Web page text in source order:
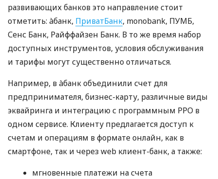
развивающих банков это направление стоит
отметить: àбанк, ПриватБанк, monobank, ПУМБ,
Сенс Банк, Райффайзен Банк. В то же время набор
доступных инструментов, условия обслуживания
и тарифы могут существенно отличаться.
Например, в àбанк объединили счет для
предпринимателя, бизнес-карту, различные виды
эквайринга и интеграцию с программным РРО в
одном сервисе. Клиенту предлагается доступ к
счетам и операциям в формате онлайн, как в
смартфоне, так и через web клиент-банк, а также:
мгновенные платежи на счета